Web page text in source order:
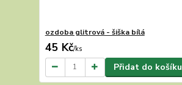
ozdoba glitrová - šiška bílá
45 Kč/ks
Přidat do košíku